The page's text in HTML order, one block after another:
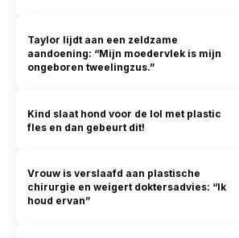
Taylor lijdt aan een zeldzame
aandoening: “Mijn moedervlek is mijn
ongeboren tweelingzus.”
Kind slaat hond voor de lol met plastic
fles en dan gebeurt dit!
Vrouw is verslaafd aan plastische
chirurgie en weigert doktersadvies: “Ik
houd ervan”